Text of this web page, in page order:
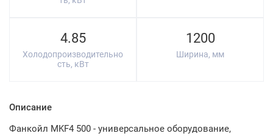
4.85
Холодопроизводительно
сть, кВт
1200
Ширина, мм
Описание
Фанкойл MKF4 500 - универсальное оборудование,